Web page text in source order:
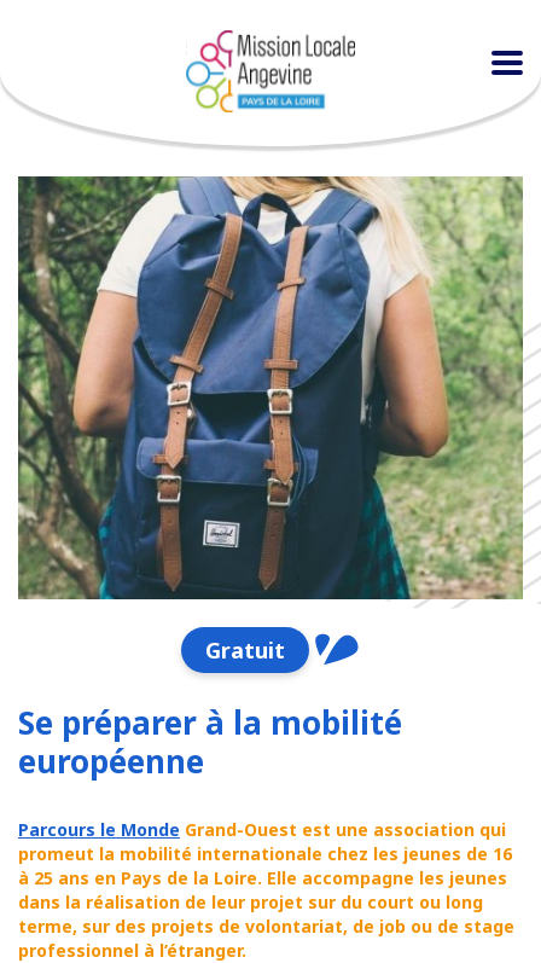
Accueil Agenda Se préparer à la mobilité européenne
Gratuit
Se préparer à la mobilité
européenne
Parcours le Monde Grand-Ouest est une association qui
promeut la mobilité internationale chez les jeunes de 16
à 25 ans en Pays de la Loire. Elle accompagne les jeunes
dans la réalisation de leur projet sur du court ou long
terme, sur des projets de volontariat, de job ou de stage
professionnel à l’étranger.